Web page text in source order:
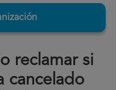
reclamar si
cancelado